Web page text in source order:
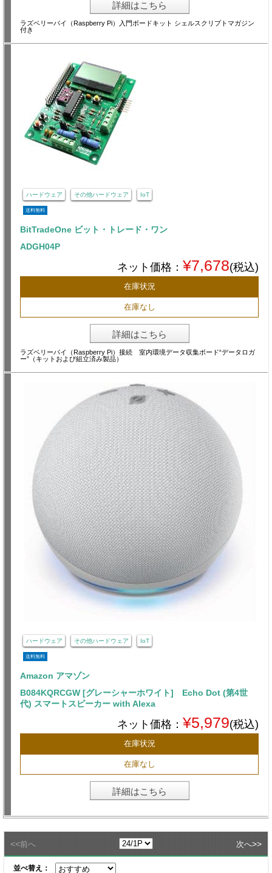
詳細はこちら
ラズベリーパイ（Raspberry Pi）入門ボードキット シェルスクリプトマガジン
付き
ハードウェア その他ハードウェア IoT
送料無料
BitTradeOne ビット・トレード・ワン
ADGH04P
ネット価格： ¥7,678(税込)
在庫状況
在庫なし
詳細はこちら
ラズベリーパイ（Raspberry Pi）接続 室内環境データ収集ボード“データロガ
ー”（キットおよび組立済み製品）
ハードウェア その他ハードウェア IoT
送料無料
Amazon アマゾン
B084KQRCGW [グレーシャーホワイト] Echo Dot (第4世
代) スマートスピーカー with Alexa
ネット価格： ¥5,979(税込)
在庫状況
在庫なし
詳細はこちら
<<前へ 次へ>>
並べ替え：